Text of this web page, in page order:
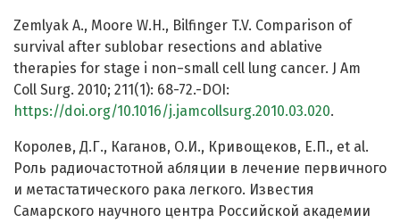
Zemlyak A., Moore W.H., Bilfinger T.V. Comparison of
survival after sublobar resections and ablative
therapies for stage i non−small cell lung cancer. J Am
Coll Surg. 2010; 211(1): 68-72.-DOI:
https://doi.org/10.1016/j.jamcollsurg.2010.03.020.
Королев, Д.Г., Каганов, О.И., Кривощеков, Е.П., et al.
Роль радиочастотной абляции в лечение первичного
и метастатического рака легкого. Известия
Самарского научного центра Российской академии